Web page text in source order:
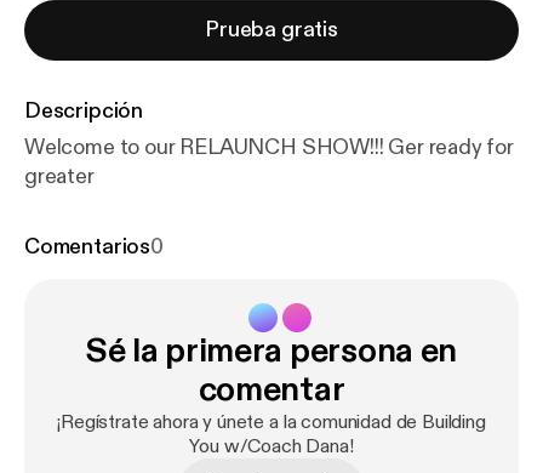
Prueba gratis
Descripción
Welcome to our RELAUNCH SHOW!!! Ger ready for
greater
Comentarios0
Sé la primera persona en
comentar
¡Regístrate ahora y únete a la comunidad de Building
You w/Coach Dana!